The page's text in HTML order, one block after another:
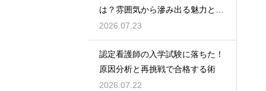
は？雰囲気から滲み出る魅力と秘
密
2026.07.23
認定看護師の入学試験に落ちた！
原因分析と再挑戦で合格する術
2026.07.22